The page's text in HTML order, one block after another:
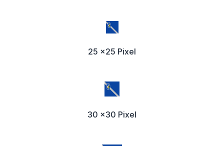
25 x25 Pixel
30 x30 Pixel